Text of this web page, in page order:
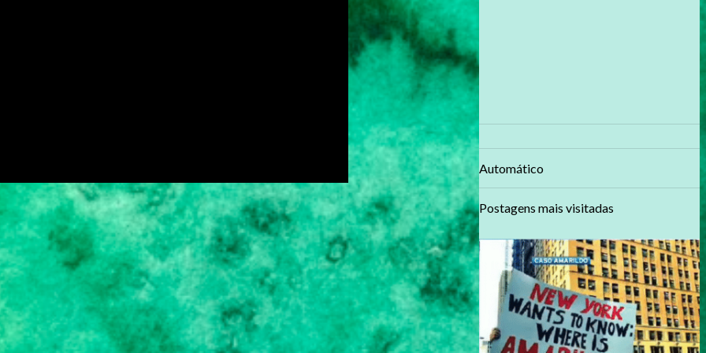
Automático
Postagens mais visitadas